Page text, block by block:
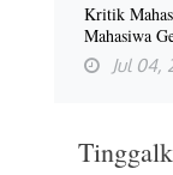
Kritik
Mahasiwa
Jul 04,